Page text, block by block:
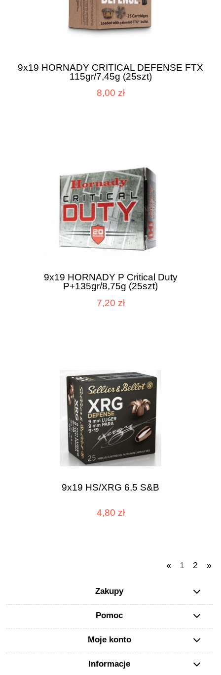
9x19 HORNADY CRITICAL DEFENSE FTX
115gr/7,45g (25szt)
8,00 zł
9x19 HORNADY P Critical Duty
P+135gr/8,75g (25szt)
7,20 zł
9x19 HS/XRG 6,5 S&B
4,80 zł
« 1 2 »
Zakupy
Pomoc
Moje konto
Informacje